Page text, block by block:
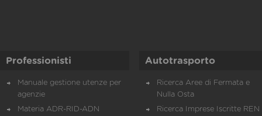
Professionisti
Manuale gestione utenze per
agenzie
Materia ADR-RID-ADN
Autotrasporto
Ricerca Aree di Fermata e
Nulla Osta
Ricerca Imprese Iscritte REN